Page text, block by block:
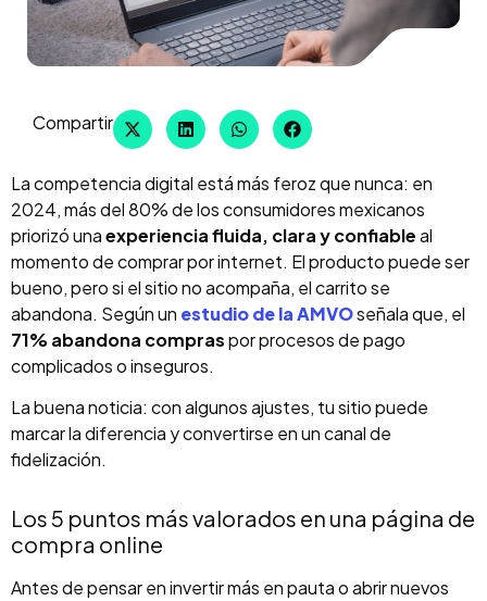
Compartir
La competencia digital está más feroz que nunca: en
2024, más del 80% de los consumidores mexicanos
priorizó unaexperiencia fluida, clara y confiableal
momento de comprar por internet. El producto puede ser
bueno, pero si el sitio no acompaña, el carrito se
abandona. Según un estudio de la AMVOseñala que, el
71% abandona compraspor procesos de pago
complicados o inseguros.
La buena noticia: con algunos ajustes, tu sitio puede
marcar la diferencia y convertirse en un canal de
fidelización.
Los 5 puntos más valorados en una página de
compra online
Antes de pensar en invertir más en pauta o abrir nuevos